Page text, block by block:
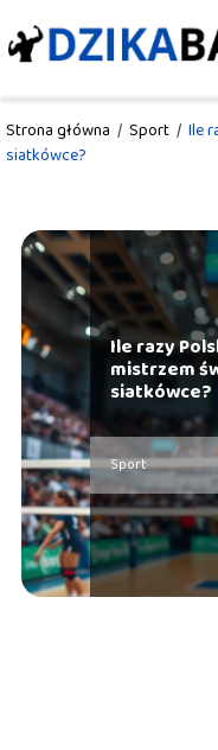
Strona główna / Sport / Ile
siatkówce?
Ile razy
mistrzem
siatkówce?
Sport